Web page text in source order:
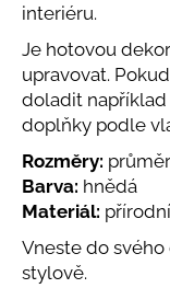
interiéru.
Je hotovou
upravovat.
doladit
doplňky podle
Rozměry:
Barva: hnědá
Materiál: přírodní
Vneste do
stylově.
D
o
p
o
r
u
č
u
j
e
m